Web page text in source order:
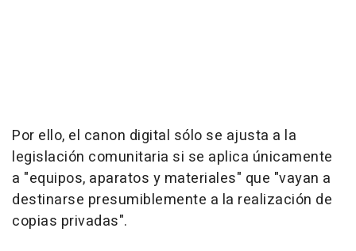
Por ello, el canon digital sólo se ajusta a la
legislación comunitaria si se aplica únicamente
a "equipos, aparatos y materiales" que "vayan a
destinarse presumiblemente a la realización de
copias privadas".